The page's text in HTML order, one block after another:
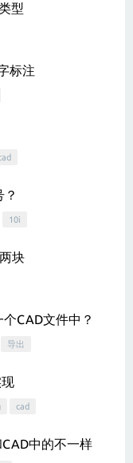
型
标注
10i
块
CAD文件中？
导出
cad
中的不一样